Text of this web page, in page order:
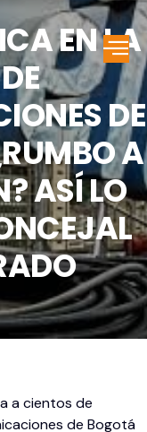
EN LA
DE
A
ASÍ LO
a cientos de
de Bogotá